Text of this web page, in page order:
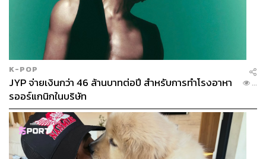
K-POP
JYP จ่ายเงินกว่า 46 ล้านบาทต่อปี สำหรับการทำโรงอาหา
รออร์แกนิกในบริษัท
...